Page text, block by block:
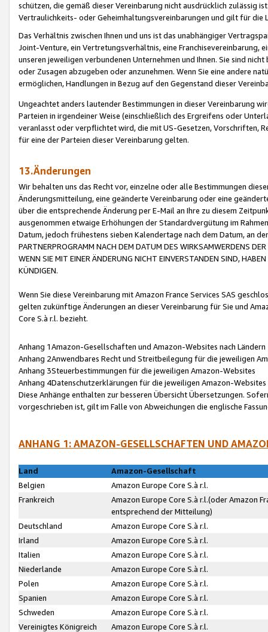
schützen, die gemäß dieser Vereinbarung nicht ausdrücklich zulässig
Vertraulichkeits- oder Geheimhaltungsvereinbarungen und gilt für die
Das Verhältnis zwischen Ihnen und uns ist das unabhängiger
Joint-Venture, ein Vertretungsverhältnis, eine Franchisevereinbarung,
unseren jeweiligen verbundenen Unternehmen und Ihnen. Sie sind
oder Zusagen abzugeben oder anzunehmen. Wenn Sie eine andere
ermöglichen, Handlungen in Bezug auf den Gegenstand dieser
Ungeachtet anders lautender Bestimmungen in dieser Vereinbarung
Parteien in irgendeiner Weise (einschließlich des Ergreifens oder
veranlasst oder verpflichtet wird, die mit US-Gesetzen, Vorschriften,
für eine der Parteien dieser Vereinbarung gelten.
13.Änderungen
Wir behalten uns das Recht vor, einzelne oder alle Bestimmungen
Änderungsmitteilung, eine geänderte Vereinbarung oder eine
über die entsprechende Änderung per E-Mail an Ihre zu diesem
ausgenommen etwaige Erhöhungen der Standardvergütung im
Datum, jedoch frühestens sieben Kalendertage nach dem Datum, an
PARTNERPROGRAMM NACH DEM DATUM DES WIRKSAMWERDENS
WENN SIE MIT EINER ÄNDERUNG NICHT EINVERSTANDEN SIND,
KÜNDIGEN.
Wenn Sie diese Vereinbarung mit Amazon France Services SAS
gelten zukünftige Änderungen an dieser Vereinbarung für Sie und
Core S.à r.l. bezieht.
Anhang 1Amazon-Gesellschaften und Amazon-Websites nach Ländern
Anhang 2Anwendbares Recht und Streitbeilegung für die jeweiligen
Anhang 3Steuerbestimmungen für die jeweiligen Amazon-Websites
Anhang 4Datenschutzerklärungen für die jeweiligen Amazon-Websites
Diese Anhänge enthalten zur besseren Übersicht Übersetzungen.
vorgeschrieben ist, gilt im Falle von Abweichungen die englische
ANHANG 1: AMAZON-GESELLSCHAFTEN UND
Land
Amazon-Gesellschaft
Belgien
Amazon Europe Core S.à r.l.
Frankreich
Amazon Europe Core S.à r.l.(oder Amazon
entsprechend der Mitteilung)
Deutschland
Amazon Europe Core S.à r.l.
Irland
Amazon Europe Core S.à r.l.
Italien
Amazon Europe Core S.à r.l.
Niederlande
Amazon Europe Core S.à r.l.
Polen
Amazon Europe Core S.à r.l.
Spanien
Amazon Europe Core S.à r.l.
Schweden
Amazon Europe Core S.à r.l.
Vereinigtes Königreich
Amazon Europe Core S.à r.l.